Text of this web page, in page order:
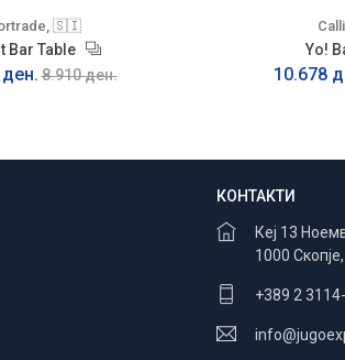
🇸🇮
Bar Table
8.910 ден.
Yo!
10.678
Безбедно плаќање
100% заштита
КОНТАКТИ
Кеј 13
1000
+389 2